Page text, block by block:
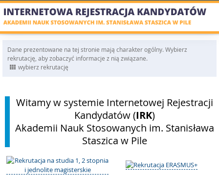
Dane prezentowane na tej stronie mają charakter ogólny. Wybierz
rekrutację, aby zobaczyć informacje z nią związane.
wybierz rekrutację
Witamy w systemie Internetowej Rejestracji
Kandydatów (IRK)
Akademii Nauk Stosowanych im. Stanisława
Staszica w Pile